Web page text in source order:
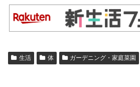
生活 体 ガーデニング・家庭菜園